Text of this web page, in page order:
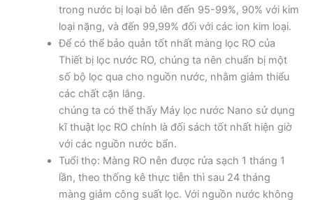
trong nước bị loại bỏ lên đến 95-99%, 90% với kim
loại nặng, và đến 99,99% đối với các ion kim loại.
Để có thể bảo quản tốt nhất màng lọc RO của
Thiết bị lọc nước RO, chúng ta nên chuẩn bị một
số bộ lọc qua cho nguồn nước, nhằm giảm thiểu
các chất cặn lắng.
chúng ta có thể thấy Máy lọc nước Nano sử dụng
kĩ thuật lọc RO chính là đối sách tốt nhất hiện giờ
với các nguồn nước bẩn.
Tuổi thọ: Màng RO nên được rửa sạch 1 tháng 1
lần, theo thống kê thực tiễn thì sau 24 tháng
màng giảm công suất lọc. Với nguồn nước không